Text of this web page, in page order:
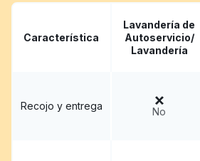
Característica
Lavandería de
Autoservicio/
Lavandería
Recojo y entrega No